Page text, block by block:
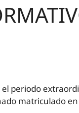
periodo
matriculado en